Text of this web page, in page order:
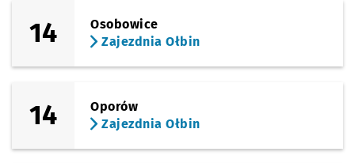
14
Osobowice
Zajezdnia Ołbin
14
Oporów
Zajezdnia Ołbin